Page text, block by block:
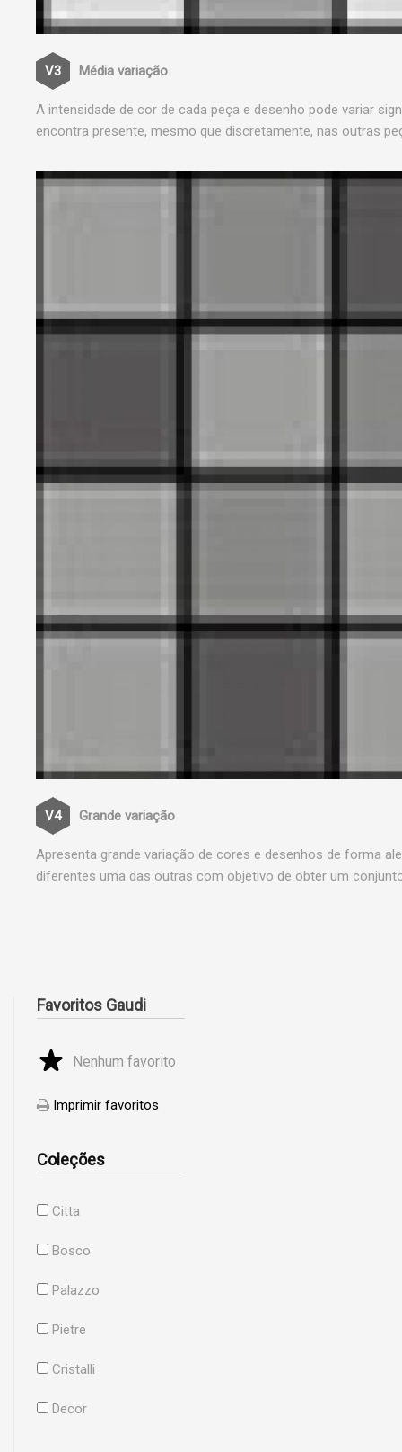
Média variação
A intensidade de cor de cada peça e desenho pode variar
encontra presente, mesmo que discretamente, nas outras
Grande variação
Apresenta grande variação de cores e desenhos de forma
diferentes uma das outras com objetivo de obter um
Favoritos Gaudi
Nenhum favorito
Imprimir favoritos
Coleções
Citta
Bosco
Palazzo
Pietre
Cristalli
Decor